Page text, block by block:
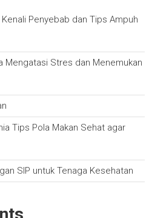
Penyebab dan Tips Ampuh
Mengatasi Stres dan Menemukan
Tips Pola Makan Sehat agar
SIP untuk Tenaga Kesehatan